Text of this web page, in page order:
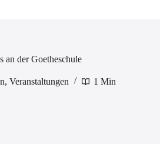
an der Goetheschule
, Veranstaltungen 1 Min